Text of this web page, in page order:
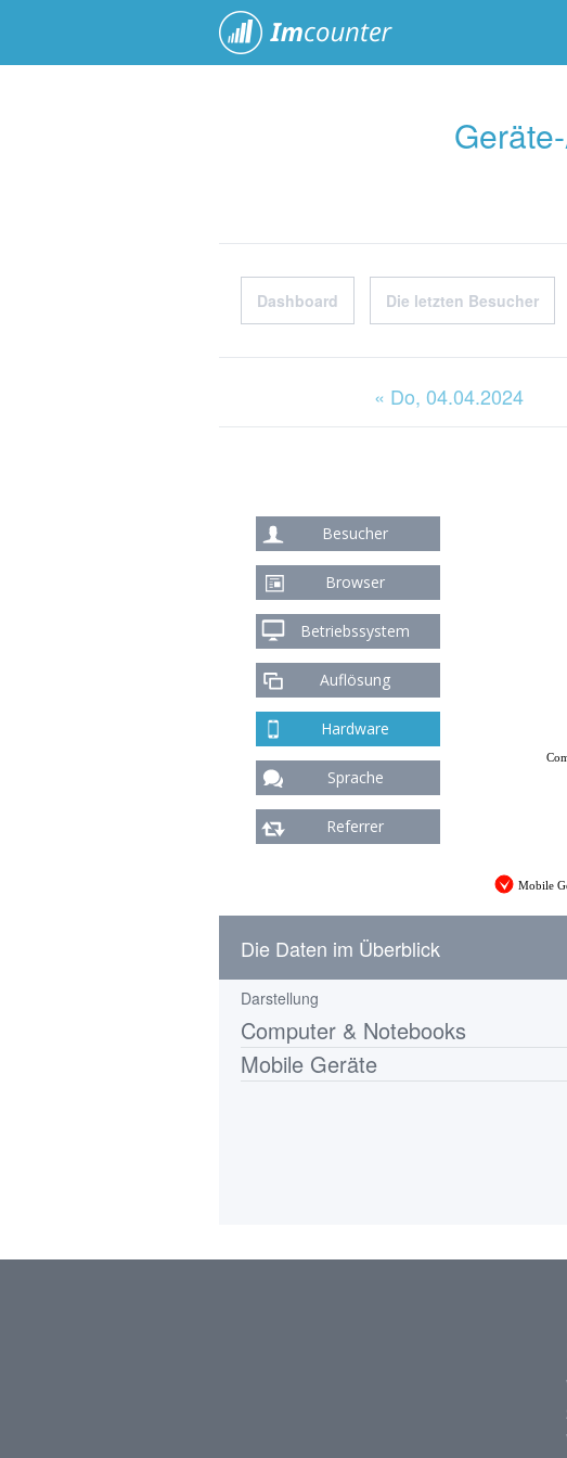
Dashboard Die letzten Besucher
« Do, 04.04.2024
Besucher
Browser
Betriebssystem
Auflösung
Hardware
Sprache
Referrer
Mobile
Die Daten im Überblick
Darstellung
Computer & Notebooks
Mobile Geräte